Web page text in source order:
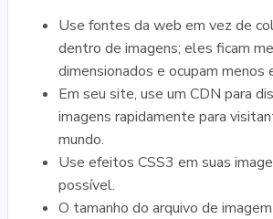
Use fontes da web em vez de
dentro de imagens; eles ficam
dimensionados e ocupam menos
Em seu site, use um CDN para
imagens rapidamente para
mundo.
Use efeitos CSS3 em suas
possível.
O tamanho do arquivo de